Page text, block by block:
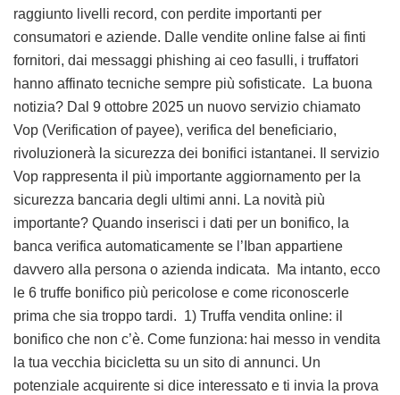
raggiunto livelli record, con perdite importanti per
consumatori e aziende. Dalle vendite online false ai finti
fornitori, dai messaggi phishing ai ceo fasulli, i truffatori
hanno affinato tecniche sempre più sofisticate. La buona
notizia? Dal 9 ottobre 2025 un nuovo servizio chiamato
Vop (Verification of payee), verifica del beneficiario,
rivoluzionerà la sicurezza dei bonifici istantanei. Il servizio
Vop rappresenta il più importante aggiornamento per la
sicurezza bancaria degli ultimi anni. La novità più
importante? Quando inserisci i dati per un bonifico, la
banca verifica automaticamente se l’Iban appartiene
davvero alla persona o azienda indicata. Ma intanto, ecco
le 6 truffe bonifico più pericolose e come riconoscerle
prima che sia troppo tardi. 1) Truffa vendita online: il
bonifico che non c’è. Come funziona: hai messo in vendita
la tua vecchia bicicletta su un sito di annunci. Un
potenziale acquirente si dice interessato e ti invia la prova